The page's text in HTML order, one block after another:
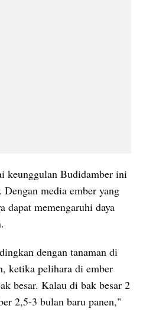
keunggulan Budidamber ini
media ember yang
dapat memengaruhi daya
dengan tanaman di
ketika pelihara di ember
besar. Kalau di bak besar 2
2,5-3 bulan baru panen,"